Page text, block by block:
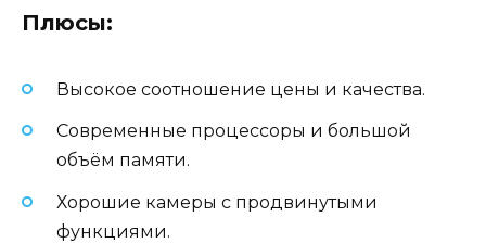
Плюсы:
Высокое соотношение цены и качества.
Современные процессоры и большой
объём памяти.
Хорошие камеры с продвинутыми
функциями.